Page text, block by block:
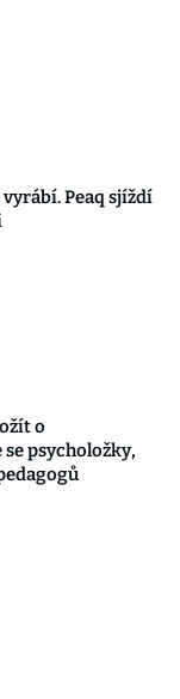
Peaq sjíždí
o
psycholožky,